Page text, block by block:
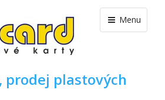
Menu
prodej plastových